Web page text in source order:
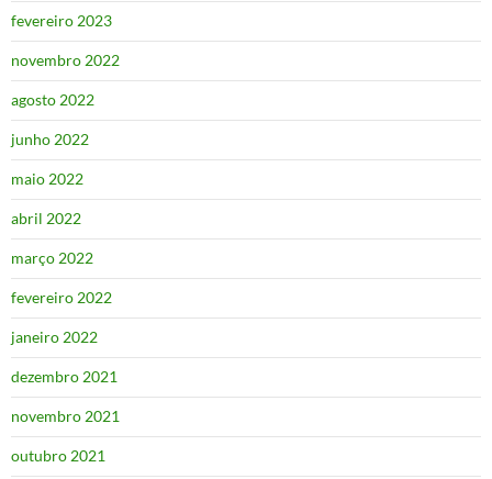
fevereiro 2023
novembro 2022
agosto 2022
junho 2022
maio 2022
abril 2022
março 2022
fevereiro 2022
janeiro 2022
dezembro 2021
novembro 2021
outubro 2021